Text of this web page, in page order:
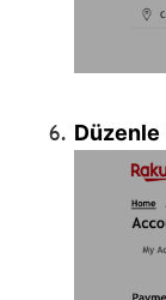
Düzenle